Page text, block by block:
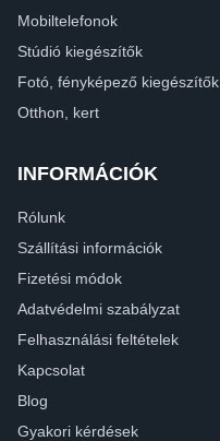
Mobiltelefonok
Stúdió kiegészítők
Fotó, fényképező kiegészítők
Otthon, kert
INFORMÁCIÓK
Rólunk
Szállítási információk
Fizetési módok
Adatvédelmi szabályzat
Felhasználási feltételek
Kapcsolat
Blog
Gyakori kérdések